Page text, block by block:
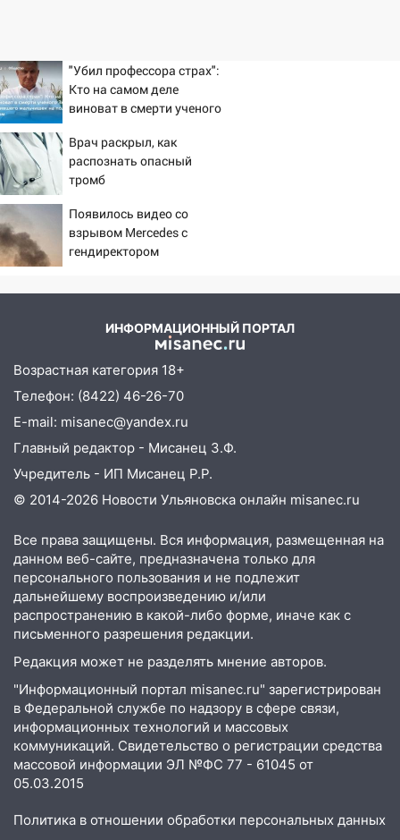
"Убил профессора страх":
Кто на самом деле
виноват в смерти ученого
мальчишек на поле с
горохом
Врач раскрыл, как
распознать опасный
тромб
Появилось видео со
взрывом Mercedes с
гендиректором
ИНФОРМАЦИОННЫЙ ПОРТАЛ
Возрастная категория 18+
Телефон: (8422) 46-26-70
E-mail: misanec@yandex.ru
Главный редактор - Мисанец З.Ф.
Учредитель - ИП Мисанец Р.Р.
© 2014-2026 Новости Ульяновска онлайн misanec.ru
Все права защищены. Вся информация, размещенная на
данном веб-сайте, предназначена только для
персонального пользования и не подлежит
дальнейшему воспроизведению и/или
распространению в какой-либо форме, иначе как с
письменного разрешения редакции.
Редакция может не разделять мнение авторов.
"Информационный портал misanec.ru" зарегистрирован
в Федеральной службе по надзору в сфере связи,
информационных технологий и массовых
коммуникаций. Свидетельство о регистрации средства
массовой информации ЭЛ №ФС 77 - 61045 от
05.03.2015
Политика в отношении обработки персональных данных